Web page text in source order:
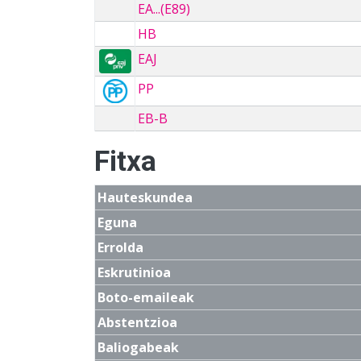
EA...(E89)
HB
EAJ
PP
EB-B
Fitxa
Hauteskundea
Eguna
Errolda
Eskrutinioa
Boto-emaileak
Abstentzioa
Baliogabeak